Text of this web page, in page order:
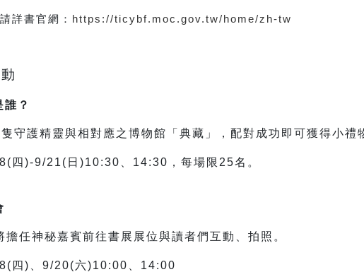
詳書官網： https://ticybf.moc.gov.tw/home/zh-tw
？
隻守護精靈與相對應之博物館「典藏」，配對成功即可獲得小禮
四)-9/21(日)10:30 14:30 ，每場限 25名 。
擔任神秘嘉賓前往書展展位與讀者們互動、拍照。
四 ) 9/20(六)10:00 14:00